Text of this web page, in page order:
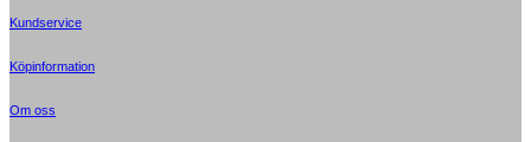
Kundservice
Köpinformation
Om oss